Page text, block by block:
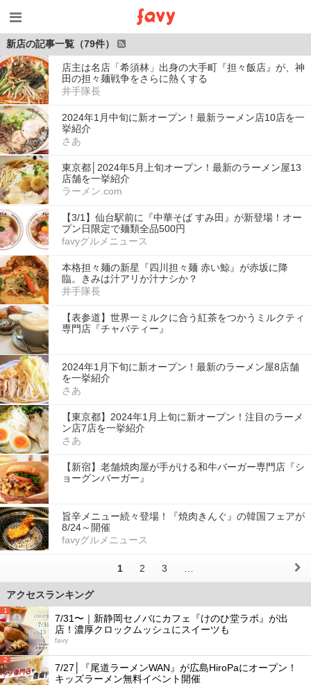
新店の記事一覧（79件）
店主は名店「希須林」出身の大手町『担々飯店』が、神
田の担々麺戦争をさらに熱くする
井手隊長
2024年1月中旬に新オープン！最新ラーメン店10店を一
挙紹介
さあ
東京都│2024年5月上旬オープン！最新のラーメン屋13
店舗を一挙紹介
ラーメン.com
【3/1】仙台駅前に『中華そば すみ田』が新登場！オー
プン日限定で麺類全品500円
favyグルメニュース
本格担々麺の新星『四川担々麺 赤い鯨』が赤坂に降
臨。きみは汁アリか汁ナシか？
井手隊長
【表参道】世界一ミルクに合う紅茶をつかうミルクティ
専門店『チャバティー』
2024年1月下旬に新オープン！最新のラーメン屋8店舗
を一挙紹介
さあ
【東京都】2024年1月上旬に新オープン！注目のラーメ
ン店7店を一挙紹介
さあ
【新宿】老舗焼肉屋が手がける和牛バーガー専門店『シ
ョーグンバーガー』
旨辛メニュー続々登場！『焼肉きんぐ』の韓国フェアが
8/24～開催
favyグルメニュース
1 2 3
アクセスランキング
1
7/31〜｜新静岡セノバにカフェ『けのひ堂ラボ』が出
店！濃厚クロックムッシュにスイーツも
favy
2
7/27│『尾道ラーメンWAN』が広島HiroPaにオープン！
キッズラーメン無料イベント開催